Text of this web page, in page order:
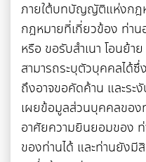
ภายใต้บทบัญญัติแห่งกฎ
กฎหมายที่เกี่ยวข้อง ท่าน
หรือ ขอรับสำเนา โอนย้า
สามารถระบุตัวบุคคลได้
ถึงอาจขอคัดค้าน และระ
เผยข้อมูลส่วนบุคคลของ
อาศัยความยินยอมของ
ของท่านได้ และท่านยังมี